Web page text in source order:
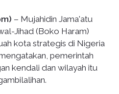
– Mujahidin Jama'atu
Jihad (Boko Haram)
kota strategis di Nigeria
pemerintah
kendali dan wilayah itu